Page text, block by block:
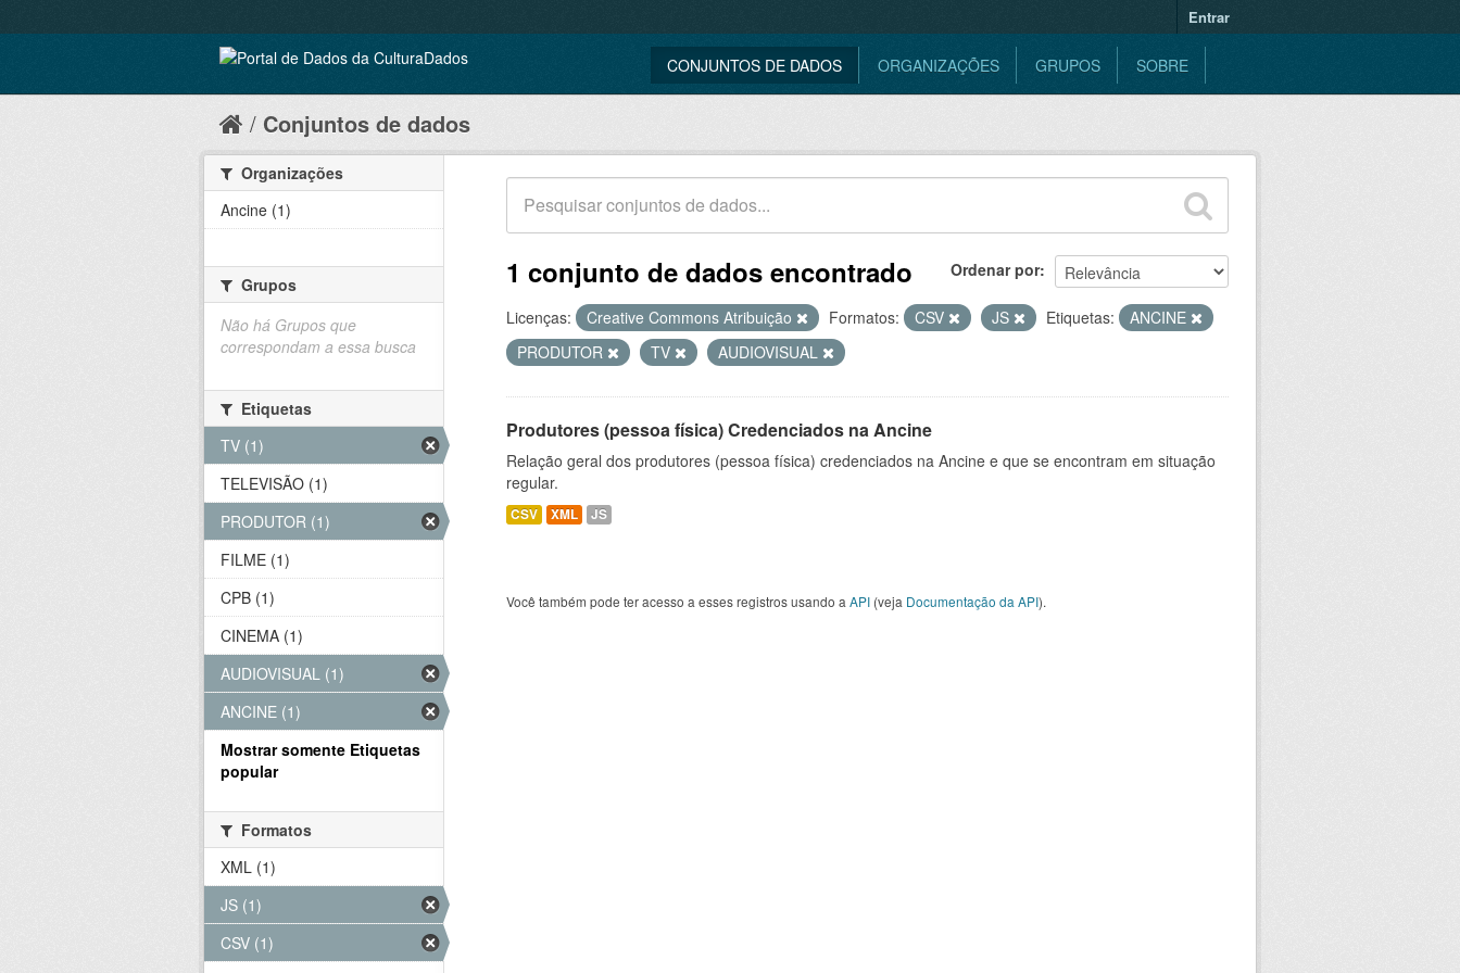
Entrar
CONJUNTOS DE DADOS ORGANIZAÇÕES GRUPOS SOBRE
Conjuntos de dados
Ordenar por
1 conjunto de dados encontrado
Licenças: Creative Commons Atribuição Formatos: CSV JS Etiquetas:
ANCINE
PRODUTOR
TV AUDIOVISUAL
Produtores (pessoa física) Credenciados na Ancine
Relação geral dos produtores (pessoa física) credenciados na Ancine e que se encontram em situação
regular.
CSV XML JS
Você também pode ter acesso a esses registros usando a API (veja Documentação da API).
Organizações
Ancine (1)
Grupos
Não há Grupos que
correspondam a essa busca
Etiquetas
TV (1)
TELEVISÃO (1)
PRODUTOR (1)
FILME (1)
CPB (1)
CINEMA (1)
AUDIOVISUAL (1)
ANCINE (1)
Mostrar somente Etiquetas
popular
Formatos
XML (1)
JS (1)
CSV (1)